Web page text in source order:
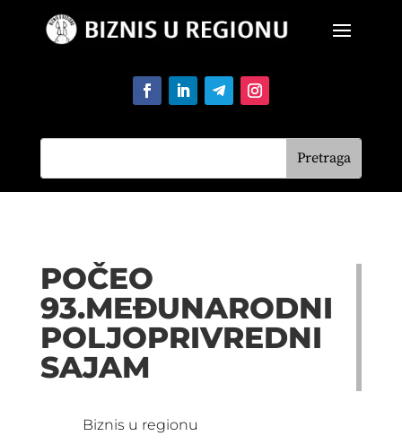
POČEO
93.MEĐUNARODNI
POLJOPRIVREDNI
SAJAM
Biznis u regionu